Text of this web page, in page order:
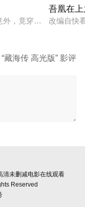
怀壮志，他结识了
外，竟穿越成民国少
吾凰在
改编自快
藏海传 高光版” 影评
清未删减电影在线观看
Reserved